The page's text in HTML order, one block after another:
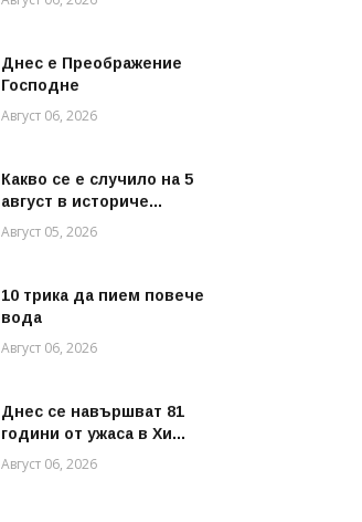
Днес е Преображение
Господне
Август 06, 2026
Какво се е случило на 5
август в историче...
Август 05, 2026
10 трика да пием повече
вода
Август 06, 2026
Днес се навършват 81
години от ужаса в Хи...
Август 06, 2026